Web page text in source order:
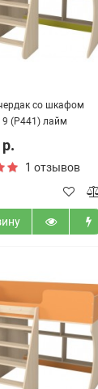
со шкафом
9 (Р441) лайм
1 отзывов